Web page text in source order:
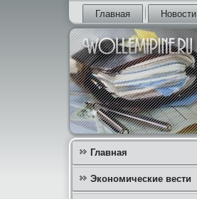
Главная Новости
Главная
Экономические вести